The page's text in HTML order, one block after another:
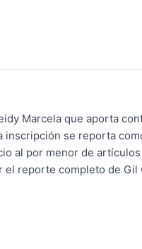
Marcela que aporta
se reporta
al por menor de
reporte completo de